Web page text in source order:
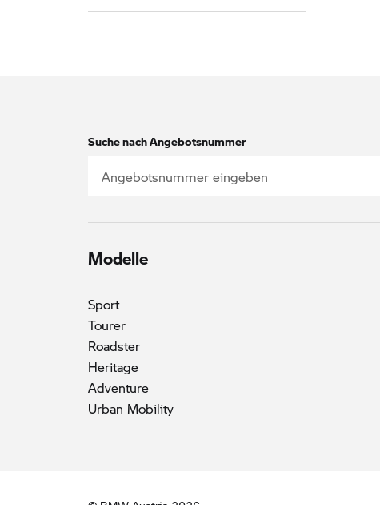
Suche nach Angebotsnummer
Modelle
Sport
Tourer
Roadster
Heritage
Adventure
Urban Mobility